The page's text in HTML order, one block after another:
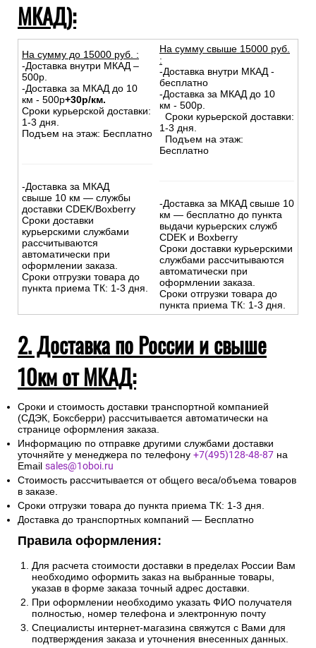
МКАД):
На сумму до 15000 руб. :
-Доставка внутри МКАД –
500р.
-Доставка за МКАД до 10
км - 500р+30р/км.
Сроки курьерской доставки:
1-3 дня.
Подъем на этаж: Бесплатно
-Доставка за МКАД
свыше 10 км — службы
доставки CDEK/Boxberry
Сроки доставки
курьерскими службами
рассчитываются
автоматически при
оформлении заказа.
Сроки отгрузки товара до
пункта приема ТК: 1-3 дня.
На сумму свыше 15000 руб.
:
-Доставка внутри МКАД -
бесплатно
-Доставка за МКАД до 10
км - 500р.
Сроки курьерской доставки:
1-3 дня.
Подъем на этаж:
Бесплатно
-Доставка за МКАД свыше 10
км — бесплатно до пункта
выдачи курьерских служб
CDEK и Boxberry
Сроки доставки курьерскими
службами рассчитываются
автоматически при
оформлении заказа.
Сроки отгрузки товара до
пункта приема ТК: 1-3 дня.
2. Доставка по России и свыше
10км от МКАД:
Сроки и стоимость доставки транспортной компанией
(СДЭК, Боксберри) рассчитывается автоматически на
странице оформления заказа.
Информацию по отправке другими службами доставки
уточняйте у менеджера по телефону +7(495)128-48-87 на
Email sales@1oboi.ru
Стоимость рассчитывается от общего веса/объема товаров
в заказе.
Сроки отгрузки товара до пункта приема ТК: 1-3 дня.
Доставка до транспортных компаний — Бесплатно
Правила оформления:
Для расчета стоимости доставки в пределах России Вам
необходимо оформить заказ на выбранные товары,
указав в форме заказа точный адрес доставки.
При оформлении необходимо указать ФИО получателя
полностью, номер телефона и электронную почту
Специалисты интернет-магазина свяжутся с Вами для
подтверждения заказа и уточнения внесенных данных.